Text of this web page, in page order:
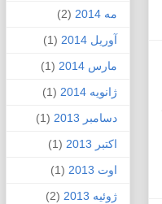
مه 2014
(2)
آوریل 2014
(1)
مارس 2014
(1)
ژانویه 2014
(1)
دسامبر 2013
(1)
اکتبر 2013
(1)
اوت 2013
(1)
ژوئیه 2013
(2)